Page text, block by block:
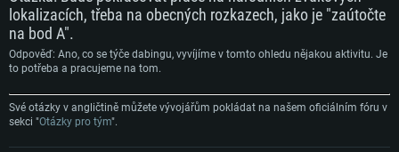
lokalizacích, třeba na obecných rozkazech, jako je "zaútočte
na bod A".
Odpověď: Ano, co se týče dabingu, vyvíjíme v tomto ohledu nějakou aktivitu. Je
to potřeba a pracujeme na tom.
Své otázky v angličtině můžete vývojářům pokládat na našem oficiálním fóru v
sekci "Otázky pro tým".